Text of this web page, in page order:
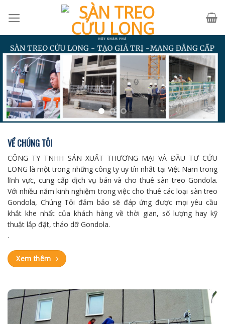
VỀ CHÚNG TÔI
CÔNG TY TNHH SẢN XUẤT THƯƠNG MẠI VÀ ĐẦU TƯ CỬU
LONG là một trong những công ty uy tín nhất tại Việt Nam trong
lĩnh vực, cung cấp dịch vụ bán và cho thuê sàn treo Gondola.
Với nhiều năm kinh nghiệm trong việc cho thuê các loại sàn treo
Gondola, Chúng Tôi đảm bảo sẽ đáp ứng được mọi yêu cầu
khắt khe nhất của khách hàng về thời gian, số lượng hay kỹ
thuật lắp đặt, tháo dỡ Gondola.
.
Xem thêm